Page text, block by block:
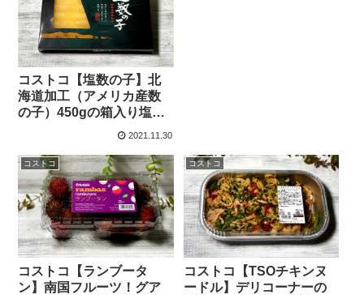
コストコ【塩数の子】北
海道加工（アメリカ産数
の子）450gの箱入り塩数
の子は、贈答用にもおす
2021.11.30
コストコ
コストコ【ランブータ
ン】南国フルーツ！グア
コストコ
コストコ【TSOチキンヌ
ードル】デリコーナーの